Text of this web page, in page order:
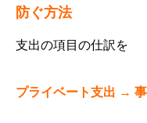
防ぐ方法
支出の項目の仕訳を
プライベート支出 →